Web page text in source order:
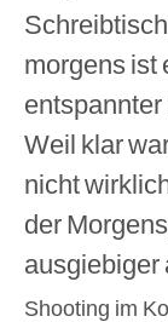
morgens ist
entspannter
Weil klar
nicht
der
ausgiebiger
Shooting im